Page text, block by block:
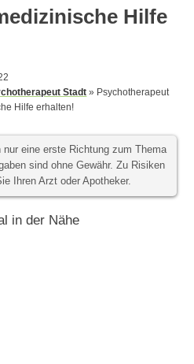
Hilfe
Stadt » Psychotherapeut
Hilfe erhalten!
eine erste Richtung zum Thema
sind ohne Gewähr. Zu Risiken
Ihren Arzt oder Apotheker.
in der Nähe